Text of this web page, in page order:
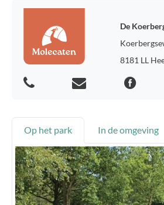
De
8181 LL
Op het park In de omgeving